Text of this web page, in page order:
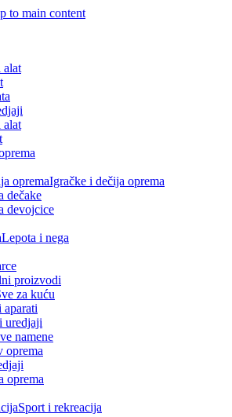
to main content
alat
alat
Igračke i dečija oprema
dečake
devojcice
Lepota i nega
proizvodi
za kuću
uredjaji
namene
oprema
oprema
Sport i rekreacija